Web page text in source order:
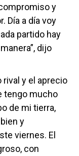
y
Día a día voy
partido hay
dijo
rival y el aprecio
tengo mucho
de mi tierra,
y
viernes. El
con